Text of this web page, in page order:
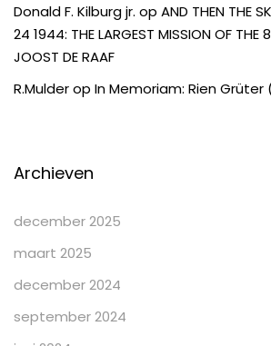
Donald F. Kilburg jr. op AND THEN THE
24 1944: THE LARGEST MISSION OF THE
JOOST DE RAAF
R.Mulderop In Memoriam: Rien Grüter
Archieven
december 2025
maart 2025
december 2024
september 2024